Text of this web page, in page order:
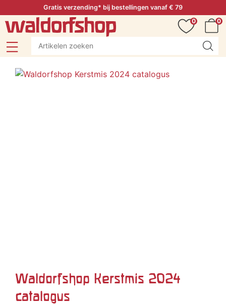
Gratis verzending* bij bestellingen vanaf € 79
0
0
Waldorfshop Kerstmis 2024
catalogus